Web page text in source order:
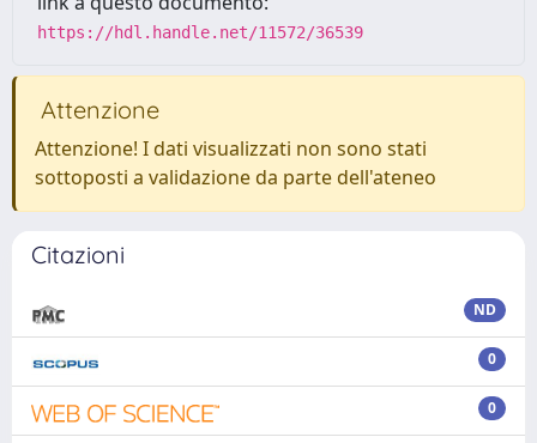
https://hdl.handle.net/11572/36539
Attenzione
Attenzione! I dati visualizzati non sono stati
sottoposti a validazione da parte dell'ateneo
Citazioni
ND
0
0